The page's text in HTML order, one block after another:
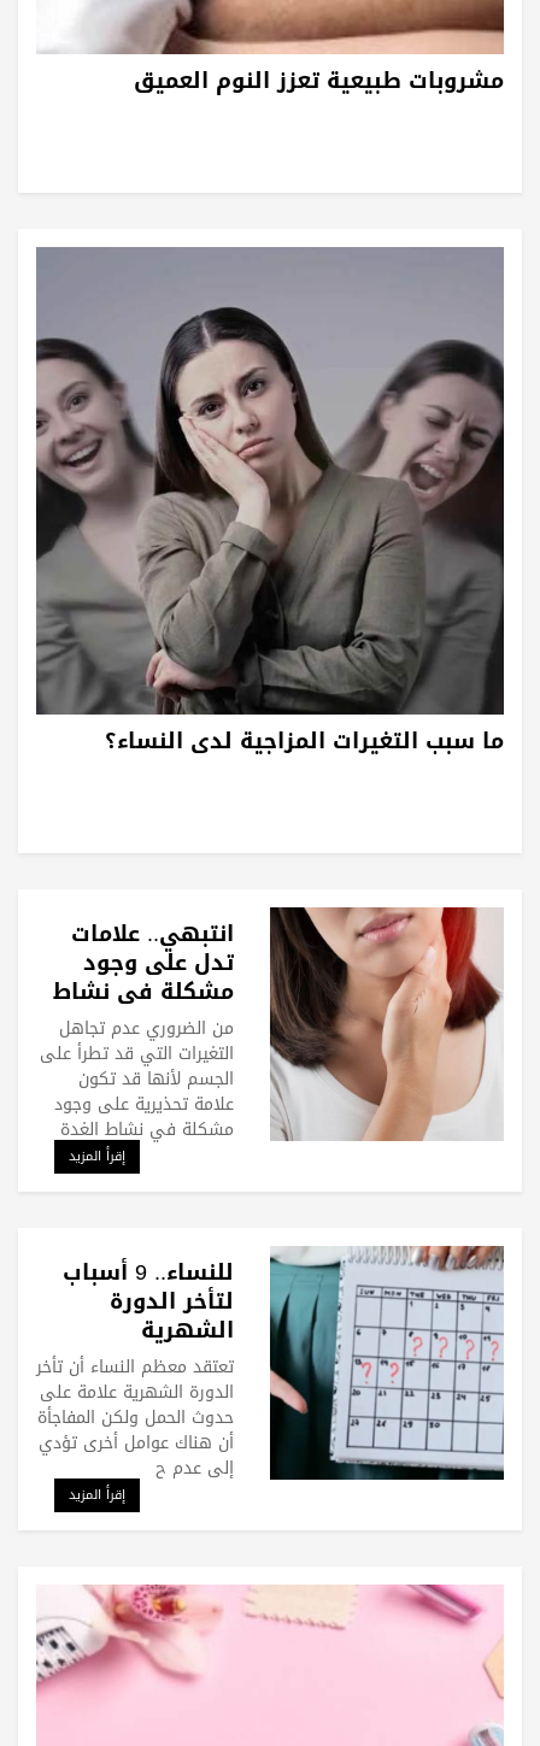
مشروبات طبيعية تعزز النوم العميق
ما سبب التغيرات المزاجية لدى النساء؟
انتبهي.. علامات
تدل على وجود
مشكلة في نشاط
الغدة الدرقية
من الضروري عدم تجاهل
التغيرات التي قد تطرأ على
الجسم لأنها قد تكون
علامة تحذيرية على وجود
مشكلة في نشاط الغدة
إقرأ المزيد
للنساء.. 9 أسباب
لتأخر الدورة
الشهرية
تعتقد معظم النساء أن تأخر
الدورة الشهرية علامة على
حدوث الحمل ولكن المفاجأة
أن هناك عوامل أخرى تؤدي
إلى عدم ح
إقرأ المزيد